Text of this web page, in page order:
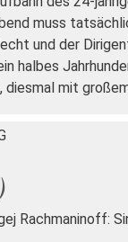
muss
und der
halbes
mit
Rachmaninoff: